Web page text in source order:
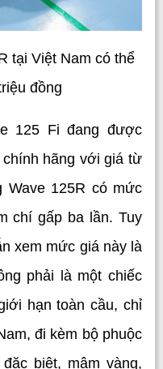
tại Việt Nam có thể
đồng
125 Fi đang được
hãng với giá từ
Wave 125R có mức
chí gấp ba lần. Tuy
xem mức giá này là
phải là một chiếc
hạn toàn cầu, chỉ
đi kèm bộ phuộc
biệt, mâm vàng,